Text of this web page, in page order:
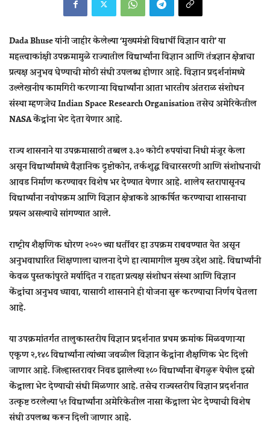
Dada Bhuse यांनी जाहीर केलेल्या ‘मुख्यमंत्री विद्यार्थी विज्ञान वारी’ या
महत्त्वाकांक्षी उपक्रमामुळे राज्यातील विद्यार्थ्यांना विज्ञान आणि तंत्रज्ञान क्षेत्राचा
प्रत्यक्ष अनुभव घेण्याची मोठी संधी उपलब्ध होणार आहे. विज्ञान प्रदर्शनांमध्ये
उल्लेखनीय कामगिरी करणाऱ्या विद्यार्थ्यांना आता भारतीय अंतराळ संशोधन
संस्था म्हणजेच Indian Space Research Organisation तसेच अमेरिकेतील
NASA केंद्रांना भेट देता येणार आहे.
राज्य शासनाने या उपक्रमासाठी तब्बल ३.३० कोटी रुपयांचा निधी मंजूर केला
असून विद्यार्थ्यांमध्ये वैज्ञानिक दृष्टीकोन, तर्कशुद्ध विचारसरणी आणि संशोधनाची
आवड निर्माण करण्यावर विशेष भर देण्यात येणार आहे. शालेय स्तरापासूनच
विद्यार्थ्यांना नवोपक्रम आणि विज्ञान क्षेत्राकडे आकर्षित करण्याचा शासनाचा
प्रयत्न असल्याचे सांगण्यात आले.
राष्ट्रीय शैक्षणिक धोरण २०२० च्या धर्तीवर हा उपक्रम राबवण्यात येत असून
अनुभवाधारित शिक्षणाला चालना देणे हा त्यामागील मुख्य उद्देश आहे. विद्यार्थ्यांनी
केवळ पुस्तकांपुरते मर्यादित न राहता प्रत्यक्ष संशोधन संस्था आणि विज्ञान
केंद्रांचा अनुभव घ्यावा, यासाठी शासनाने ही योजना सुरू करण्याचा निर्णय घेतला
आहे.
या उपक्रमांतर्गत तालुकास्तरीय विज्ञान प्रदर्शनात प्रथम क्रमांक मिळवणाऱ्या
एकूण २,१४८ विद्यार्थ्यांना त्यांच्या जवळील विज्ञान केंद्रांना शैक्षणिक भेट दिली
जाणार आहे. जिल्हास्तरावर निवड झालेल्या १८० विद्यार्थ्यांना बेंगळुरू येथील इस्रो
केंद्राला भेट देण्याची संधी मिळणार आहे. तसेच राज्यस्तरीय विज्ञान प्रदर्शनात
उत्कृष्ट ठरलेल्या ५१ विद्यार्थ्यांना अमेरिकेतील नासा केंद्राला भेट देण्याची विशेष
संधी उपलब्ध करून दिली जाणार आहे.